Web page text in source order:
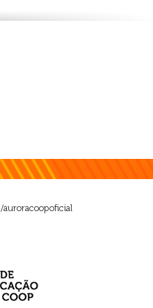
/auroracoopoficial